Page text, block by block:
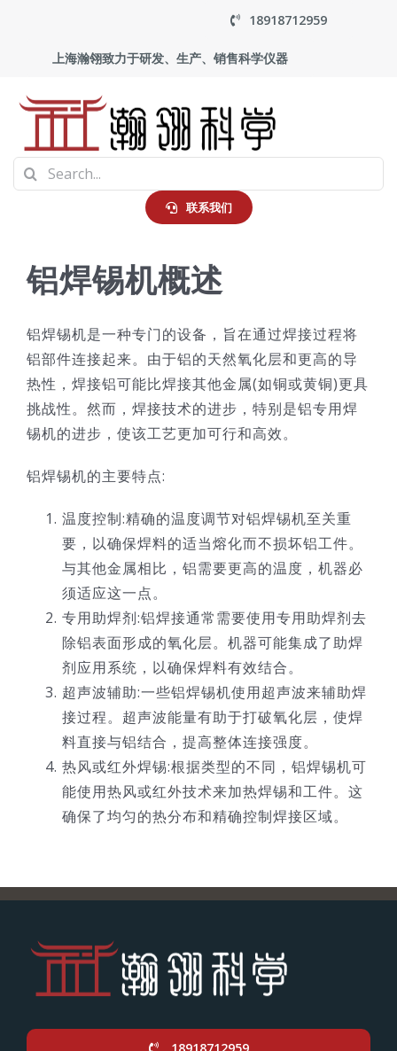
content
18918712959
上海瀚翎致力于研发、生产、销售科学仪器
首页
走进瀚翎
技术服务
公司新闻
Search
for:
联系我们
铝焊锡机概述
铝焊锡机是一种专门的设备，旨在通过焊接过程将
铝部件连接起来。由于铝的天然氧化层和更高的导
热性，焊接铝可能比焊接其他金属(如铜或黄铜)更具
挑战性。然而，焊接技术的进步，特别是铝专用焊
锡机的进步，使该工艺更加可行和高效。
铝焊锡机的主要特点:
温度控制:精确的温度调节对铝焊锡机至关重
要，以确保焊料的适当熔化而不损坏铝工件。
与其他金属相比，铝需要更高的温度，机器必
须适应这一点。
专用助焊剂:铝焊接通常需要使用专用助焊剂去
除铝表面形成的氧化层。机器可能集成了助焊
剂应用系统，以确保焊料有效结合。
超声波辅助:一些铝焊锡机使用超声波来辅助焊
接过程。超声波能量有助于打破氧化层，使焊
料直接与铝结合，提高整体连接强度。
热风或红外焊锡:根据类型的不同，铝焊锡机可
能使用热风或红外技术来加热焊锡和工件。这
确保了均匀的热分布和精确控制焊接区域。